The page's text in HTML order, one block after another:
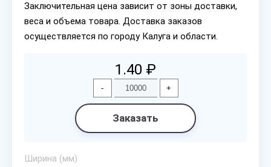
Заключительная цена зависит от зоны доставки,
веса и объема товара. Доставка заказов
осуществляется по городу Калуга и области.
1.40 ₽
- +
Заказать
Ширина (мм)